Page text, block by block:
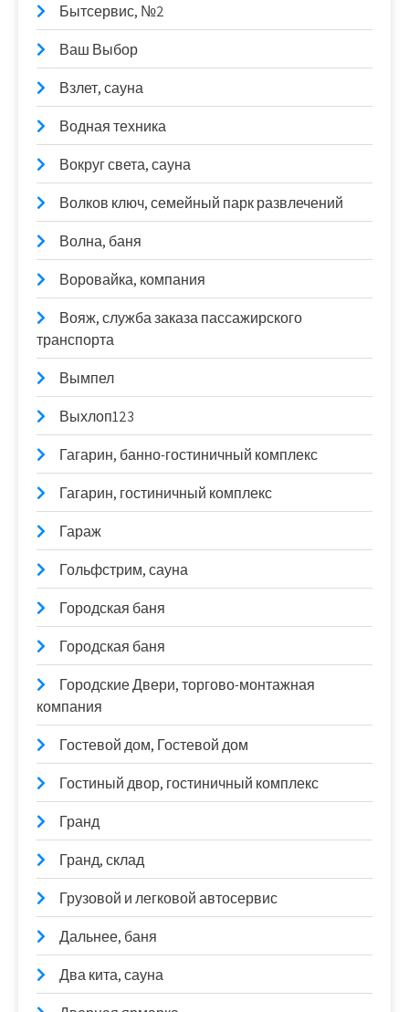
Бытсервис, №2
Ваш Выбор
Взлет, сауна
Водная техника
Вокруг света, сауна
Волков ключ, семейный парк развлечений
Волна, баня
Воровайка, компания
Вояж, служба заказа пассажирского
транспорта
Вымпел
Выхлоп123
Гагарин, банно-гостиничный комплекс
Гагарин, гостиничный комплекс
Гараж
Гольфстрим, сауна
Городская баня
Городская баня
Городские Двери, торгово-монтажная
компания
Гостевой дом, Гостевой дом
Гостиный двор, гостиничный комплекс
Гранд
Гранд, склад
Грузовой и легковой автосервис
Дальнее, баня
Два кита, сауна